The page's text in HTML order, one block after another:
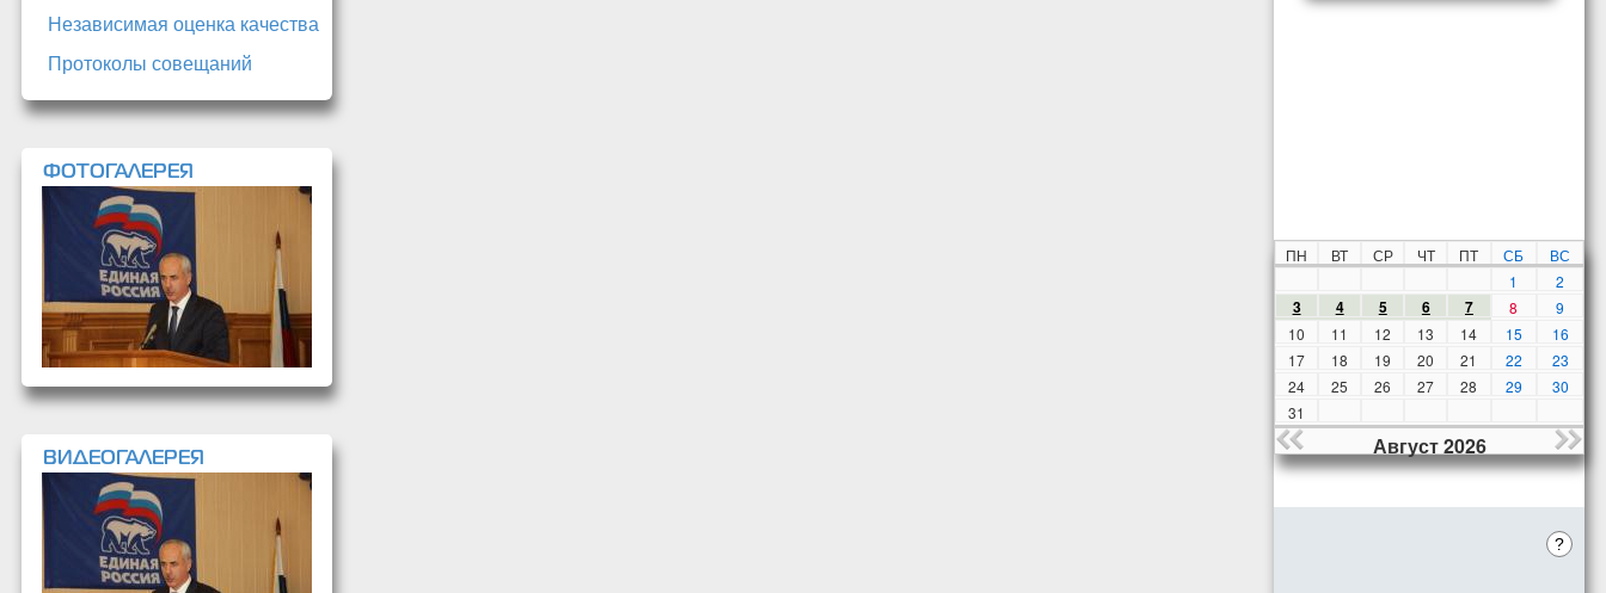
Независимая оценка качества
Протоколы совещаний
ФОТОГАЛЕРЕЯ
ВИДЕОГАЛЕРЕЯ
ПН ВТ СР ЧТ ПТ СБ
ВС
1
2
3 4 5 6 7 8
9
10
11 12 13 14 15
16
17
18 19 20 21 22
23
24
25 26 27 28 29
30
31
Август 2026
?